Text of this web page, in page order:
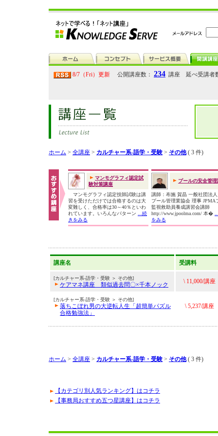
8/7（Fri）更新 公開講座数： 234 講座 延べ受講者
ホーム > 全講座 > カルチャー系-語学・受験 > その他 ( 3 件)
マンモグラフィ認定試
験対策講座
マンモグラフィ認定技師試験は講
習を受けただけでは合格するのは大
変難しく、合格率は30～40％といわ
れています。いろんなパターン
...続
きをみる
プールの安全管理
講師：布施 賀晶 一般社団法
プール管理業協会 理事 JPMA
監視救助員養成講習会講師
http://www.jpoolma.com/ 本�
をみる
講座名 受講料
[カルチャー系-語学・受験 ＞ その他]
ケアマネ講座 類似過去問〇×千本ノック \ 11,000/講座
[カルチャー系-語学・受験 ＞ その他]
落ちこぼれ男の大逆転人生「超簡単パズル
合格勉強法」
\ 5,237/講座
ホーム > 全講座 > カルチャー系-語学・受験 > その他 ( 3 件)
【カテゴリ別人気ランキング】はコチラ
【事務局おすすめ五つ星講座】はコチラ